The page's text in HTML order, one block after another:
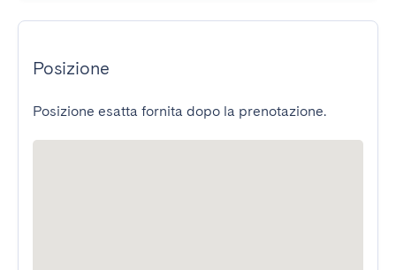
Posizione
Posizione esatta fornita dopo la prenotazione.